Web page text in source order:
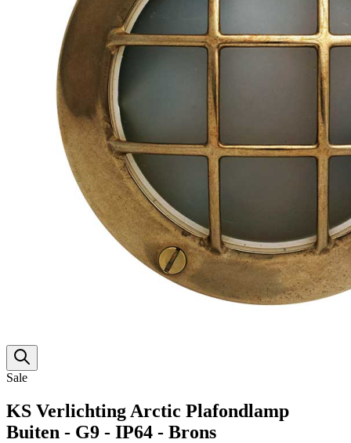
Sale
KS Verlichting Arctic Plafondlamp
Buiten - G9 - IP64 - Brons